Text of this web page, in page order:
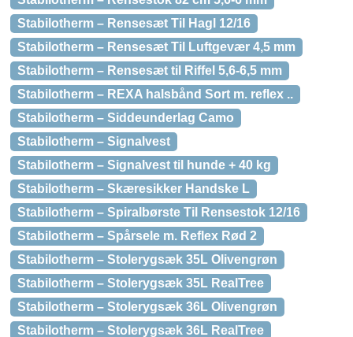
Stabilotherm – Rensesæt Til Hagl 12/16
Stabilotherm – Rensesæt Til Luftgevær 4,5 mm
Stabilotherm – Rensesæt til Riffel 5,6-6,5 mm
Stabilotherm – REXA halsbånd Sort m. reflex ..
Stabilotherm – Siddeunderlag Camo
Stabilotherm – Signalvest
Stabilotherm – Signalvest til hunde + 40 kg
Stabilotherm – Skæresikker Handske L
Stabilotherm – Spiralbørste Til Rensestok 12/16
Stabilotherm – Spårsele m. Reflex Rød 2
Stabilotherm – Stolerygsæk 35L Olivengrøn
Stabilotherm – Stolerygsæk 35L RealTree
Stabilotherm – Stolerygsæk 36L Olivengrøn
Stabilotherm – Stolerygsæk 36L RealTree